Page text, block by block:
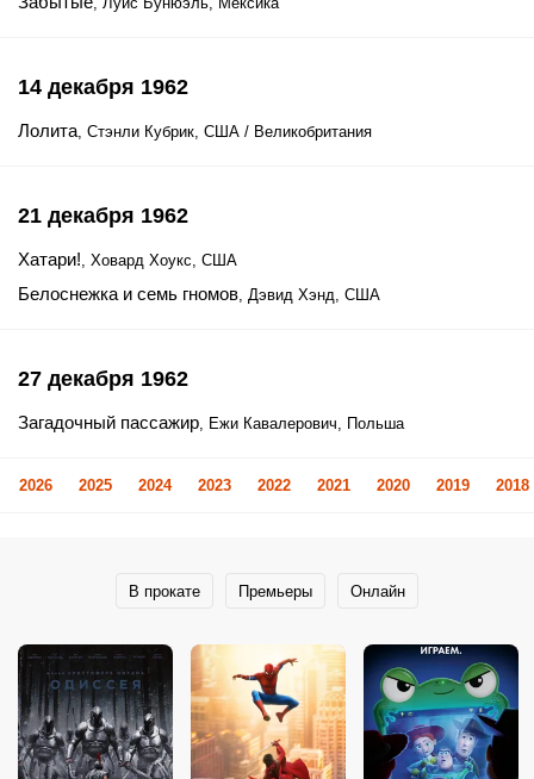
14 декабря 1962
Лолита, Стэнли Кубрик, США / Великобритания
21 декабря 1962
Хатари!, Ховард Хоукс, США
Белоснежка и семь гномов, Дэвид Хэнд, США
27 декабря 1962
Загадочный пассажир, Ежи Кавалерович, Польша
2026 2025 2024 2023 2022 2021 2020 2019 2018
В прокате Премьеры Онлайн